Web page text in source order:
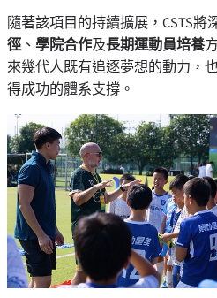
隨著該項目的持續擴展，CSTS將
徑、 學院合作及長期運動員培養
來幾代人既有追逐夢想的動力，
得成功的體系支撐。